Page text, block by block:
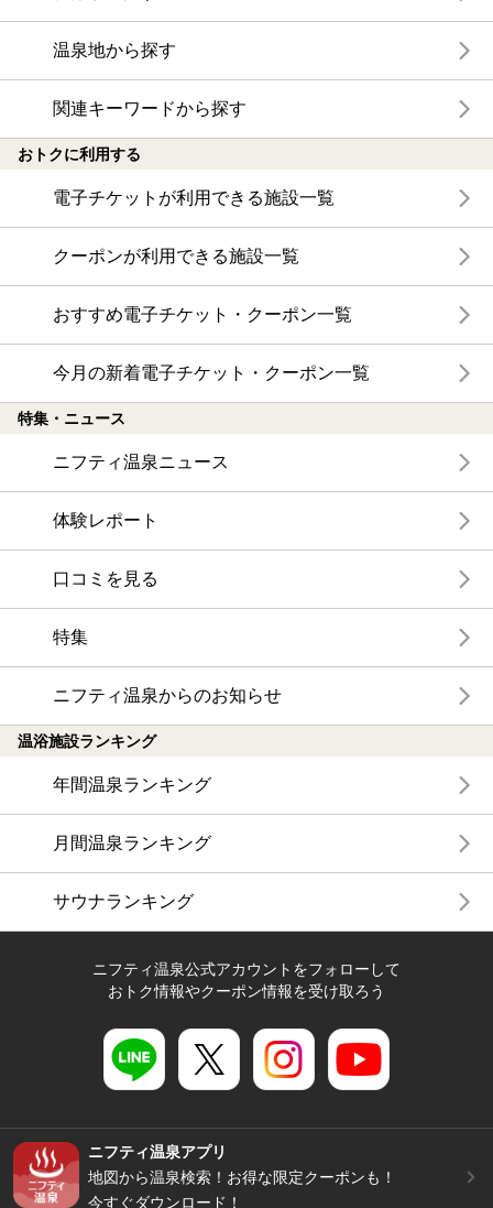
温泉地から探す
関連キーワードから探す
おトクに利用する
電子チケットが利用できる施設一覧
クーポンが利用できる施設一覧
おすすめ電子チケット・クーポン一覧
今月の新着電子チケット・クーポン一覧
特集・ニュース
ニフティ温泉ニュース
体験レポート
口コミを見る
特集
ニフティ温泉からのお知らせ
温浴施設ランキング
年間温泉ランキング
月間温泉ランキング
サウナランキング
ニフティ温泉公式アカウントをフォローして
おトク情報やクーポン情報を受け取ろう
ニフティ温泉アプリ
地図から温泉検索！お得な限定クーポンも！
今すぐダウンロード！